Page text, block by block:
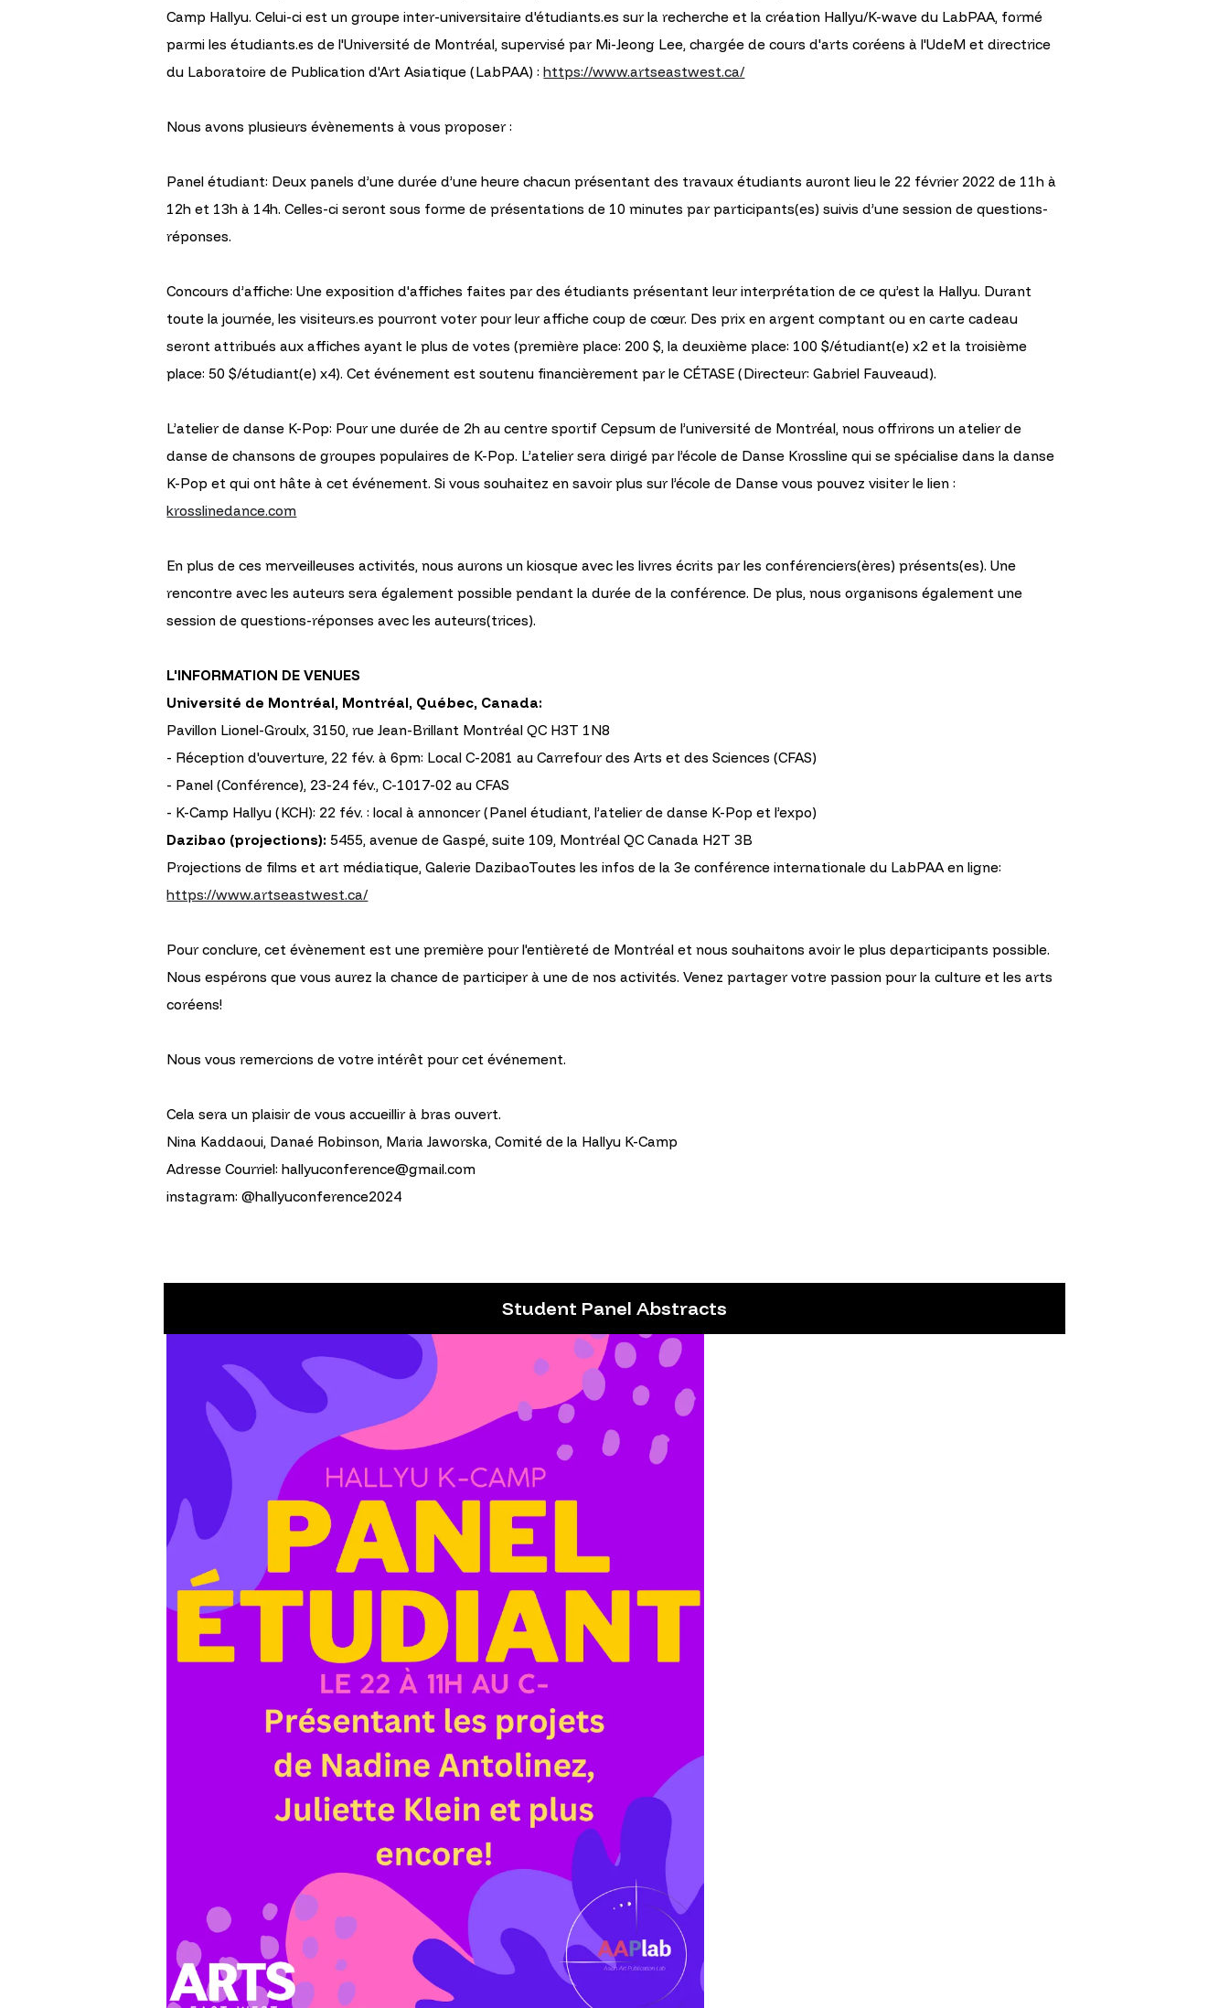
Camp Hallyu. Celui-ci est un groupe inter-universitaire d'étudiants.es sur la recherche et la création Hallyu/K-wave du LabPAA, formé
parmi les étudiants.es de l'Université de Montréal, supervisé par Mi-Jeong Lee, chargée de cours d'arts coréens à l'UdeM et directrice
du Laboratoire de Publication d'Art Asiatique (LabPAA) :https://www.artseastwest.ca/
Nous avons plusieurs évènements à vous proposer :
Panel étudiant: Deux panels d’une durée d’une heure chacun présentant des travaux étudiants auront lieu le 22 février 2022 de 11h à
12h et 13h à 14h. Celles-ci seront sous forme de présentations de 10 minutes par participants(es) suivis d’une session de questions-
réponses.
Concours d’affiche: Une exposition d'affiches faites par des étudiants présentant leur interprétation de ce qu’est la Hallyu. Durant
toute la journée, les visiteurs.es pourront voter pour leur affiche coup de cœur. Des prix en argent comptant ou en carte cadeau
seront attribués aux affiches ayant le plus de votes (première place: 200 $, la deuxième place: 100 $/étudiant(e) x2 et la troisième
place: 50 $/étudiant(e) x4). Cet événement est soutenu financièrement par le CÉTASE (Directeur: Gabriel Fauveaud).
L’atelier de danse K-Pop: Pour une durée de 2h au centre sportif Cepsum de l’université de Montréal, nous offrirons un atelier de
danse de chansons de groupes populaires de K-Pop. L’atelier sera dirigé par l’école de Danse Krossline qui se spécialise dans la danse
K-Pop et qui ont hâte à cet événement. Si vous souhaitez en savoir plus sur l’école de Danse vous pouvez visiter le lien :
krosslinedance.com
En plus de ces merveilleuses activités, nous aurons un kiosque avec les livres écrits par les conférenciers(ères) présents(es). Une
rencontre avec les auteurs sera également possible pendant la durée de la conférence. De plus, nous organisons également une
session de questions-réponses avec les auteurs(trices).
L'INFORMATION DE VENUES
Université de Montréal, Montréal, Québec, Canada:
Pavillon Lionel-Groulx, 3150, rue Jean-Brillant Montréal QC H3T 1N8
- Réception d'ouverture, 22 fév. à 6pm: Local C-2081 au Carrefour des Arts et des Sciences (CFAS)
- Panel (Conférence), 23-24 fév., C-1017-02 au CFAS
- K-Camp Hallyu (KCH): 22 fév. : local à annoncer (Panel étudiant, l’atelier de danse K-Pop et l’expo)
Dazibao (projections): 5455, avenue de Gaspé, suite 109, Montréal QC Canada H2T 3B
Projections de films et art médiatique, Galerie DazibaoToutes les infos de la 3e conférence internationale du LabPAA en ligne:
https://www.artseastwest.ca/
Pour conclure, cet évènement est une première pour l'entièreté de Montréal et nous souhaitons avoir le plus departicipants possible.
Nous espérons que vous aurez la chance de participer à une de nos activités. Venez partager votre passion pour la culture et les arts
coréens!
Nous vous remercions de votre intérêt pour cet événement.
Cela sera un plaisir de vous accueillir à bras ouvert.
Nina Kaddaoui, Danaé Robinson, Maria Jaworska, Comité de la Hallyu K-Camp
Adresse Courriel: hallyuconference@gmail.com
instagram: @hallyuconference2024
Student Panel Abstracts